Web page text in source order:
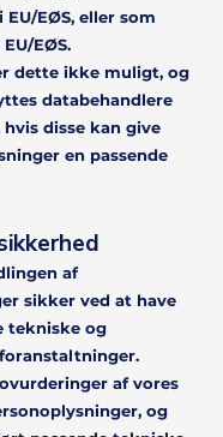
EØS, eller som
EØS.
dette ikke muligt, og
databehandlere
hvis disse kan give
en passende
af
sikker ved at have
tekniske og
af vores
og